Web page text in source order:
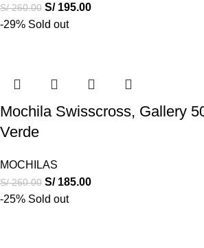
S/260.00 S/195.00
-29% Sold out
Mochila Swisscross, Gallery
Verde
MOCHILAS
S/260.00 S/185.00
-25% Sold out